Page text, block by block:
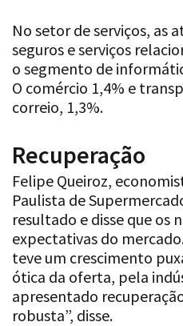
No setor de serviços, as
seguros e serviços
o segmento de
O comércio 1,4% e
correio, 1,3%.
Recuperação
Felipe Queiroz,
Paulista de
resultado e disse que os
expectativas do
teve um crescimento
ótica da oferta, pela
apresentado
robusta”, disse.